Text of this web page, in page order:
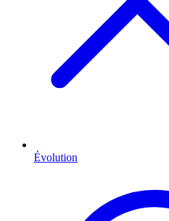
Évolution